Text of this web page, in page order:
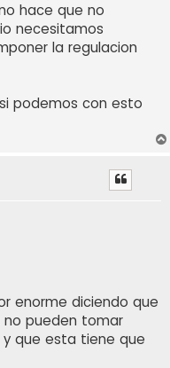
hace que no
necesitamos
la regulacion
podemos con esto
enorme diciendo que
no pueden tomar
que esta tiene que